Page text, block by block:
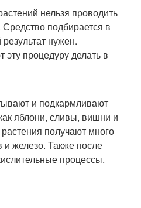
нельзя проводить
подбирается в
нужен.
процедуру делать в
и подкармливают
яблони, сливы, вишни и
получают много
железо. Также после
процессы.